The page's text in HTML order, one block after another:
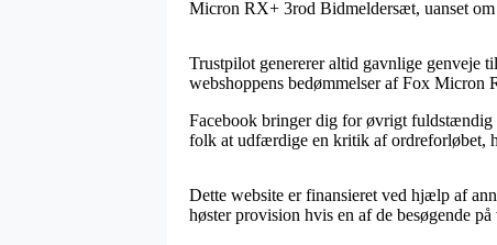
Micron RX+ 3rod Bidmeldersæt, uanset
Trustpilot genererer altid gavnlige genveje
webshoppens bedømmelser af Fox
Facebook bringer dig for øvrigt fuldstændig
folk at udfærdige en kritik af ordreforløbet,
Dette website er finansieret ved hjælp af
høster provision hvis en af de besøgende